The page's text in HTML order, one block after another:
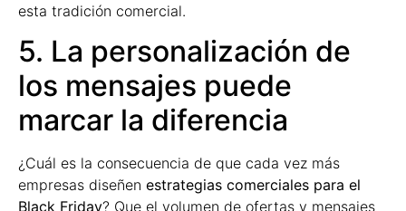
esta tradición comercial.
5. La personalización de
los mensajes puede
marcar la diferencia
¿Cuál es la consecuencia de que cada vez más
empresas diseñen estrategias comerciales para el
Black Friday? Que el volumen de ofertas y mensajes